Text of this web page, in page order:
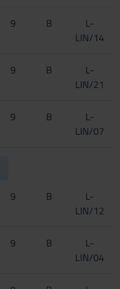
9 B
L-
LIN/14
9 B
L-
LIN/21
9 B
L-
LIN/07
9 B
L-
LIN/12
9 B
L-
LIN/04